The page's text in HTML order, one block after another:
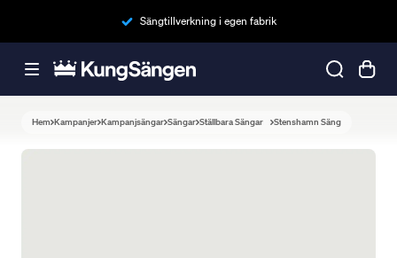
Sängtillverkning i egen fabrik
Hem Kampanjer Kampanjsängar Sängar Ställbara Sängar Stenshamn Säng